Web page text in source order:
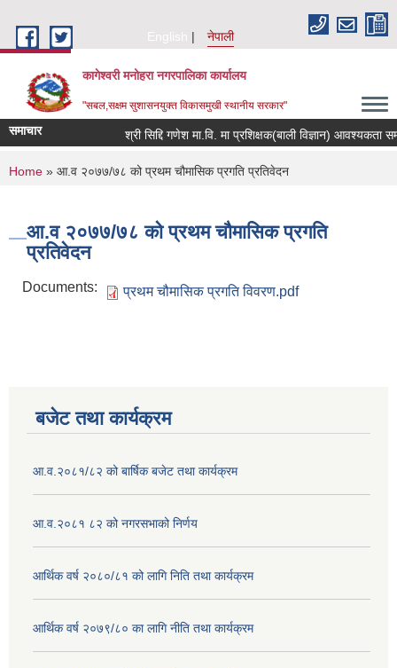
English
नेपाली
कागेश्वरी मनोहरा नगरपालिका कार्यालय
"सबल,सक्षम सुशासनयुक्त विकासमुखी स्थानीय सरकार"
समाचार श्री सिद्दि गणेश मा.वि. मा प्रशिक्षक(बाली विज्ञान) आवश्यकता
You are here
Home » आ.व २०७७/७८ को प्रथम च‍ौमासिक प्रगति प्रतिवेदन
आ.व २०७७/७८ को प्रथम च‍ौमासिक प्रगति
प्रतिवेदन
Documents: प्रथम चौमासिक प्रगति विवरण.pdf
बजेट तथा कार्यक्रम
आ.व.२०८१/८२ को बार्षिक बजेट तथा कार्यक्रम
आ.व.२०८१ ८२ को नगरसभाको निर्णय
आर्थिक वर्ष २०८०/८१ को लागि निति तथा कार्यक्रम
आर्थिक वर्ष २०७९/८० का लागि नीति तथा कार्यक्रम